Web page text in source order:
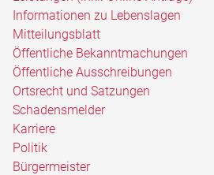
Informationen zu Lebenslagen
Mitteilungsblatt
Öffentliche Bekanntmachungen
Öffentliche Ausschreibungen
Ortsrecht und Satzungen
Schadensmelder
Karriere
Politik
Bürgermeister